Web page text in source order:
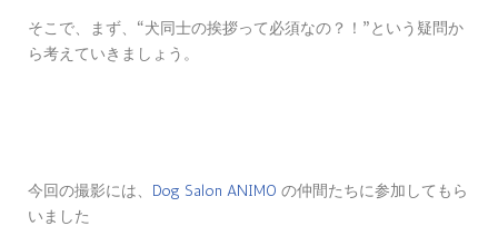
そこで、まず、 “犬同士の挨拶って必須なの？！ ” という疑問か
ら考えていきましょう。
今回の撮影には 、 Dog Salon ANIMO の仲間たちに参加してもら
いました